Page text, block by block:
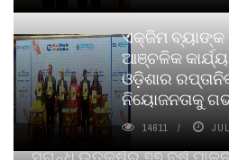
ଏକ୍ଜିମ
ଆଞ୍ଚଳିକ
ଓଡ଼ିଶାର
ନିୟୋଜନତାକୁ
14611